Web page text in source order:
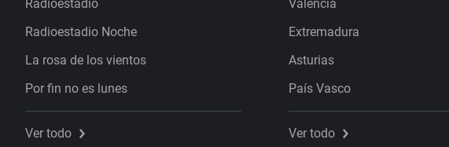
Radioestadio
Radioestadio Noche
La rosa de los vientos
Por fin no es lunes
Ver todo
Valencia
Extremadura
Asturias
País Vasco
Ver todo